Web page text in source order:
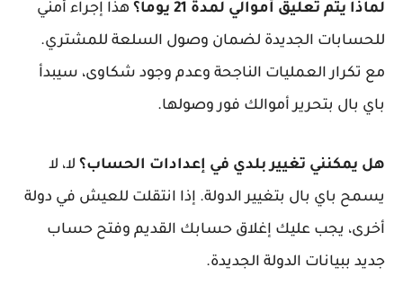
لماذا يتم تعليق أموالي لمدة 21 يوماً؟
هذا إجراء أمني
للحسابات الجديدة لضمان وصول السلعة للمشتري.
مع تكرار العمليات الناجحة وعدم وجود شكاوى، سيبدأ
باي بال بتحرير أموالك فور وصولها.
هل يمكنني تغيير بلدي في إعدادات الحساب؟ لا، لا
يسمح باي بال بتغيير الدولة. إذا انتقلت للعيش في دولة
أخرى، يجب عليك إغلاق حسابك القديم وفتح حساب
جديد ببيانات الدولة الجديدة.